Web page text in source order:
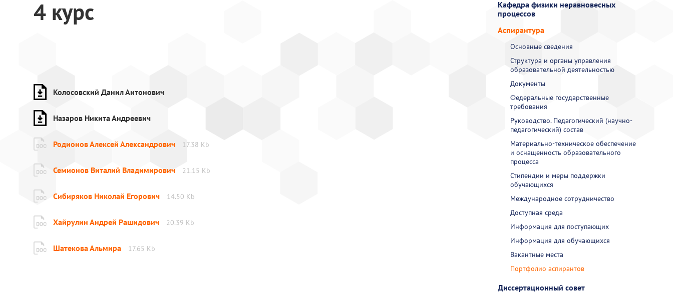
4 курс
Колосовский Данил Антонович
Назаров Никита Андреевич
Родионов Алексей Александрович 17.38 Kb
Семионов Виталий Владимирович 21.15 Kb
Сибиряков Николай Егорович 14.50 Kb
Хайрулин Андрей Рашидович 20.39 Kb
Шатекова Альмира 17.65 Kb
Кафедра физики неравновесных
процессов
Аспирантура
Основные сведения
Структура и органы управления
образовательной деятельностью
Документы
Федеральные государственные
требования
Руководство. Педагогический (научно-
педагогический) состав
Материально-техническое обеспечение
и оснащенность образовательного
процесса
Стипендии и меры поддержки
обучающихся
Международное сотрудничество
Доступная среда
Информация для поступающих
Информация для обучающихся
Вакантные места
Портфолио аспирантов
Диссертационный совет